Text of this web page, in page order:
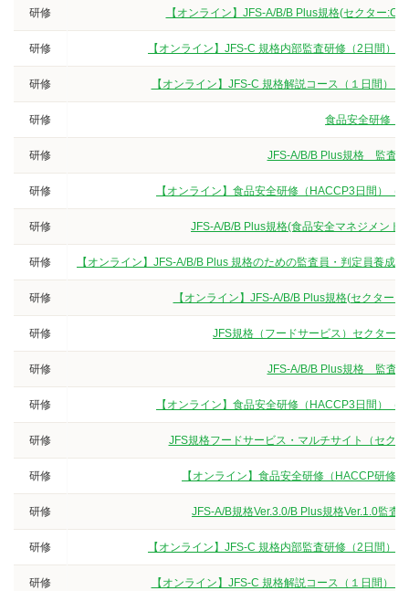
研修 【オンライン】JFS-A/B/B Plus規格(セクター
研修 【オンライン】JFS-C 規格内部監査研修（2日間）
研修 【オンライン】JFS-C 規格解説コース（１日間）
研修 食品安全研修（
研修 JFS-A/B/B Plus規格 監査員
研修 【オンライン】食品安全研修（HACCP3日間）
研修 JFS-A/B/B Plus規格(食品安全マネジメント
研修 【オンライン】JFS-A/B/B Plus 規格のための監査員・判定員養
研修 【オンライン】JFS-A/B/B Plus規格(セクタ
研修 JFS規格（フードサービス）セクター
研修 JFS-A/B/B Plus規格 監査員
研修 【オンライン】食品安全研修（HACCP3日間）
研修 JFS規格フードサービス・マルチサイト（セク
研修 【オンライン】食品安全研修（HACCP研修
研修 JFS-A/B規格Ver.3.0/B Plus規格Ver.1.0監
研修 【オンライン】JFS-C 規格内部監査研修（2日間）
研修 【オンライン】JFS-C 規格解説コース（１日間）